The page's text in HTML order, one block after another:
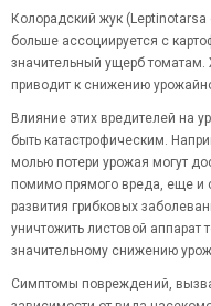
Колорадский жук
больше ассоциируется с
значительный ущерб томатам.
приводит к снижению
Влияние этих вредителей на
быть катастрофическим.
молью потери урожая могут
помимо прямого вреда, еще и
развития грибковых
уничтожить листовой аппарат
значительному снижению
Симптомы повреждений,